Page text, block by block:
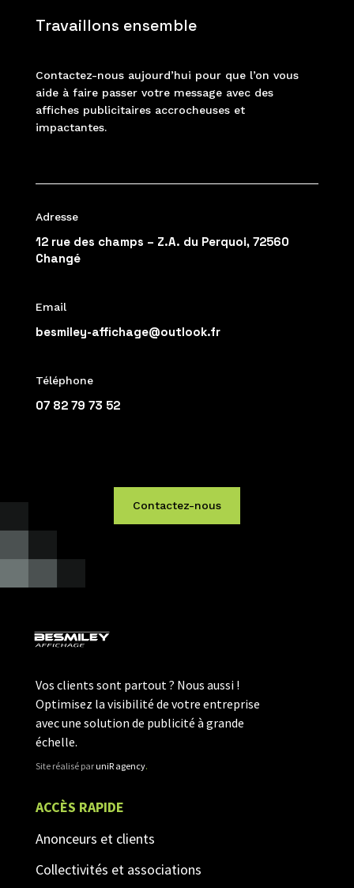
Travaillons ensemble
Contactez-nous aujourd’hui pour que l’on vous
aide à faire passer votre message avec des
affiches publicitaires accrocheuses et
impactantes.
Adresse
12 rue des champs – Z.A. du Perquoi, 72560
Changé
Email
besmiley-affichage@outlook.fr
Téléphone
07 82 79 73 52
Contactez-nous
Vos clients sont partout ? Nous aussi !
Optimisez la visibilité de votre entreprise
avec une solution de publicité à grande
échelle.
Site réalisé paruniR agency.
ACCÈS RAPIDE
Anonceurs et clients
Collectivités et associations